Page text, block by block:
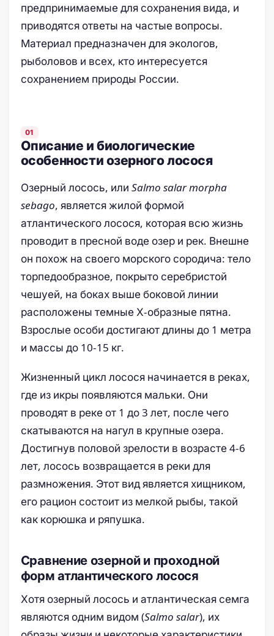
предпринимаемые для сохранения вида, и
приводятся ответы на частые вопросы.
Материал предназначен для экологов,
рыболовов и всех, кто интересуется
сохранением природы России.
Описание и биологические
особенности озерного лосося
Озерный лосось, или Salmo salar morpha
sebago, является жилой формой
атлантического лосося, которая всю жизнь
проводит в пресной воде озер и рек. Внешне
он похож на своего морского сородича: тело
торпедообразное, покрыто серебристой
чешуей, на боках выше боковой линии
расположены темные Х-образные пятна.
Взрослые особи достигают длины до 1 метра
и массы до 10-15 кг.
Жизненный цикл лосося начинается в реках,
где из икры появляются мальки. Они
проводят в реке от 1 до 3 лет, после чего
скатываются на нагул в крупные озера.
Достигнув половой зрелости в возрасте 4-6
лет, лосось возвращается в реки для
размножения. Этот вид является хищником,
его рацион состоит из мелкой рыбы, такой
как корюшка и ряпушка.
Сравнение озерной и проходной
форм атлантического лосося
Хотя озерный лосось и атлантическая семга
являются одним видом (Salmo salar), их